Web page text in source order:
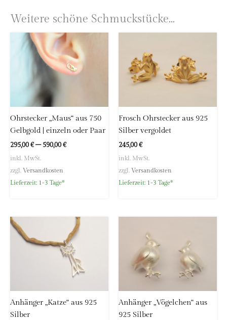
höllwerk
Kleingemünder Straße 12
69118 Heidelberg
Deutschland
info@hoellwerk.de
Weitere schöne Schmuckstücke...
Ohrstecker „Maus“ aus 750
Gelbgold | einzeln oder Paar
295,00€–590,00€
inkl. MwSt.
zzgl. Versandkosten
Lieferzeit: 1-3 Tage*
Frosch Ohrstecker aus 925
Silber vergoldet
245,00€
inkl. MwSt.
zzgl. Versandkosten
Lieferzeit: 1-3 Tage*
Anhänger „Katze“ aus 925
Silber
Anhänger „Vögelchen“ aus
925 Silber